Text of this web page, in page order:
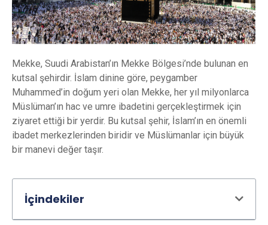
‍Mekke, Suudi Arabistan’ın Mekke Bölgesi’nde bulunan en
kutsal şehirdir. İslam dinine göre, peygamber
Muhammed’in doğum yeri olan Mekke, her yıl milyonlarca
Müslüman’ın hac ve umre ibadetini gerçekleştirmek için
ziyaret ettiği bir yerdir. Bu kutsal şehir, İslam’ın en önemli
ibadet merkezlerinden biridir ve Müslümanlar için büyük
bir manevi değer taşır.
İçindekiler